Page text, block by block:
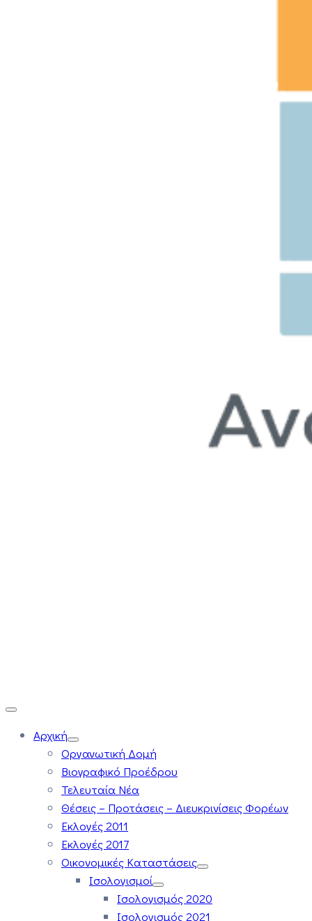
Αρχική
Οργανωτική Δομή
Βιογραφικό Προέδρου
Τελευταία Νέα
Θέσεις – Προτάσεις – Διευκρινίσεις Φορέων
Εκλογές 2011
Εκλογές 2017
Οικονομικές Καταστάσεις
Ισολογισμοί
Ισολογισμός 2020
Ισολογισμός 2021